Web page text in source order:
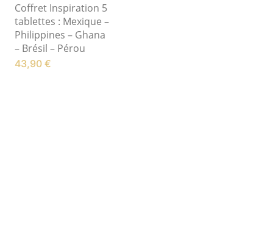
Coffret Inspiration 5
tablettes : Mexique –
Philippines – Ghana
– Brésil – Pérou
43,90 €